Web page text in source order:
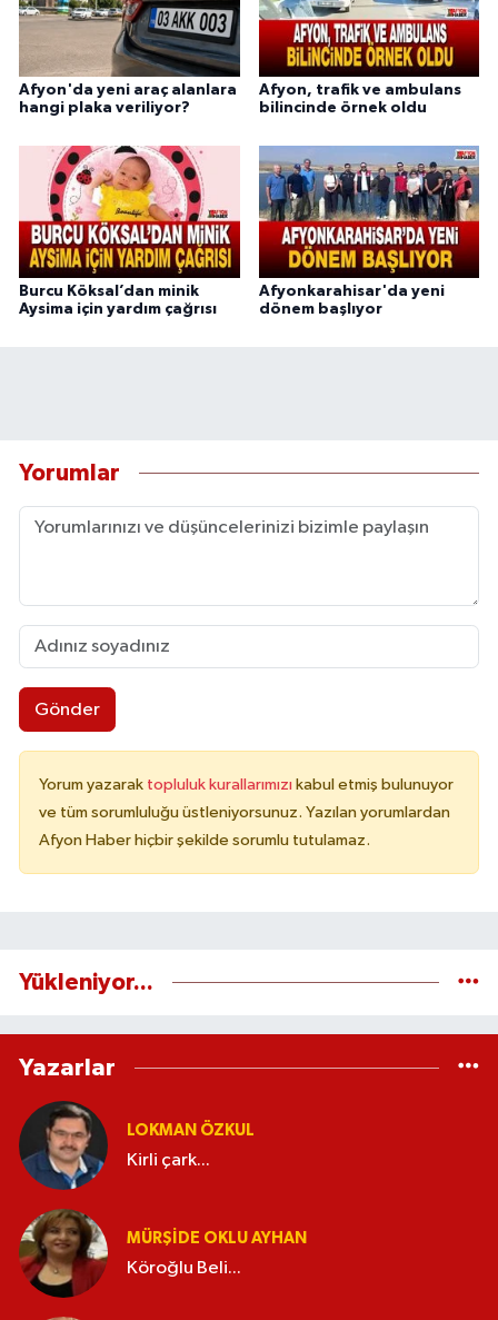
Afyon'da yeni araç alanlara
hangi plaka veriliyor?
Afyon, trafik ve ambulans
bilincinde örnek oldu
Burcu Köksal’dan minik
Aysima için yardım çağrısı
Afyonkarahisar'da yeni
dönem başlıyor
Yorumlar
Gönder
Yorum yazarak topluluk kurallarımızı kabul etmiş bulunuyor
ve tüm sorumluluğu üstleniyorsunuz. Yazılan yorumlardan
Afyon Haber hiçbir şekilde sorumlu tutulamaz.
Yükleniyor...
Yazarlar
LOKMAN ÖZKUL
Kirli çark...
MÜRŞIDE OKLU AYHAN
Köroğlu Beli...